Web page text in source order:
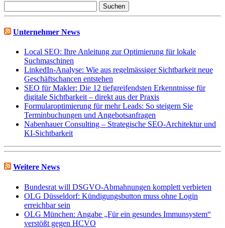
nach:
Unternehmer News
Local SEO: Ihre Anleitung zur Optimierung für lokale
Suchmaschinen
LinkedIn-Analyse: Wie aus regelmässiger Sichtbarkeit neue
Geschäftschancen entstehen
SEO für Makler: Die 12 tiefgreifendsten Erkenntnisse für
digitale Sichtbarkeit – direkt aus der Praxis
Formularoptimierung für mehr Leads: So steigern Sie
Terminbuchungen und Angebotsanfragen
Nabenhauer Consulting – Strategische SEO-Architektur und
KI-Sichtbarkeit
Weitere News
Bundesrat will DSGVO-Abmahnungen komplett verbieten
OLG Düsseldorf: Kündigungsbutton muss ohne Login
erreichbar sein
OLG München: Angabe „Für ein gesundes Immunsystem“
verstößt gegen HCVO